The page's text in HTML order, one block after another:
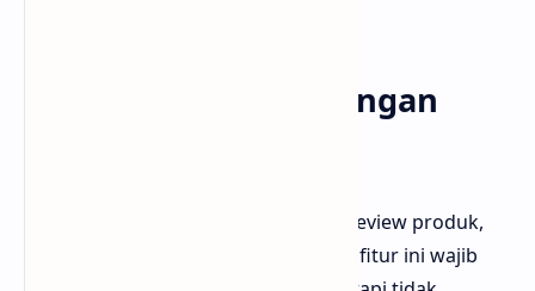
Cocok untuk blog dengan
Buat kamu yang suka nulis tutorial, review produk,
atau postingan yang penuh ilustrasi, fitur ini wajib